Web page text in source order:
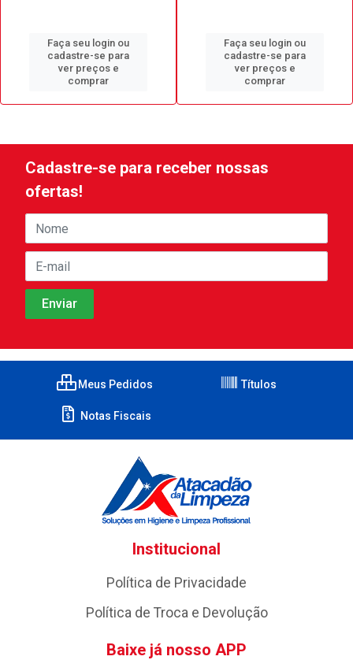
Faça seu login ou
cadastre-se para
ver preços e
comprar
Faça seu login ou
cadastre-se para
ver preços e
comprar
Cadastre-se para receber nossas
ofertas!
Meus Pedidos Títulos
Notas Fiscais
Institucional
Política de Privacidade
Política de Troca e Devolução
Baixe já nosso APP